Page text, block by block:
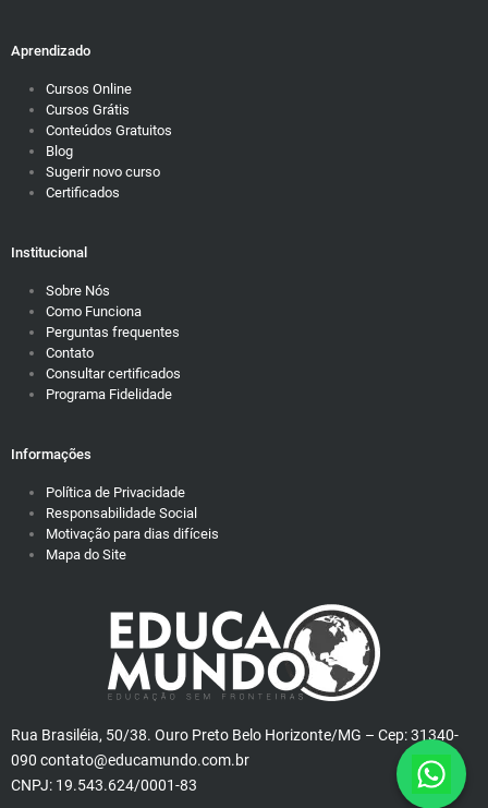
Aprendizado
Cursos Online
Cursos Grátis
Conteúdos Gratuitos
Blog
Sugerir novo curso
Certificados
Institucional
Sobre Nós
Como Funciona
Perguntas frequentes
Contato
Consultar certificados
Programa Fidelidade
Informações
Política de Privacidade
Responsabilidade Social
Motivação para dias difíceis
Mapa do Site
Rua Brasiléia, 50/38. Ouro Preto Belo Horizonte/MG – Cep: 31340-
090 contato@educamundo.com.br
CNPJ: 19.543.624/0001-83